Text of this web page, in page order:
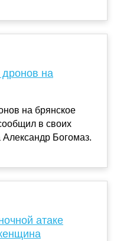
на
на брянское
в своих
Александр Богомаз.
атаке